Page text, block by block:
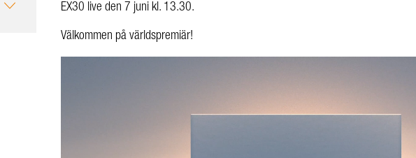
EX30 live den 7 juni kl. 13.30.
Välkommen på världspremiär!